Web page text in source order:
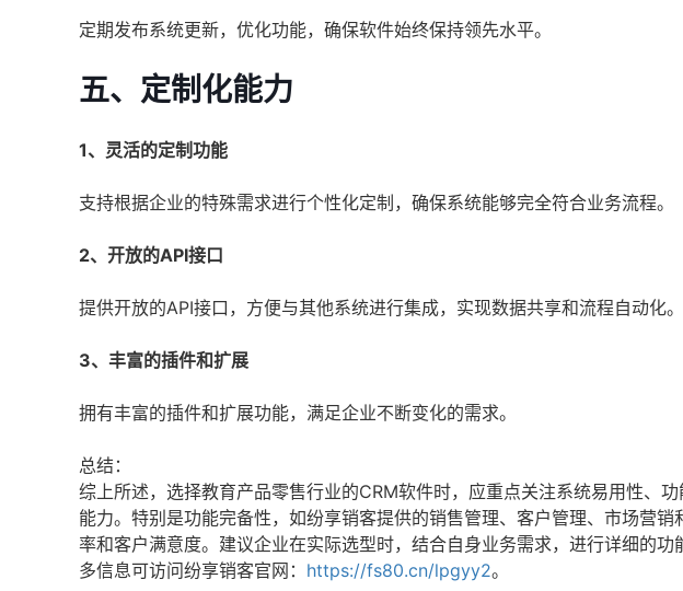
定期发布系统更新，优化功能，确保软件始终保持领先水平。
五、定制化能力
1、灵活的定制功能
支持根据企业的特殊需求进行个性化定制，确保系统能够完全符合业务流程。
2、开放的API接口
提供开放的API接口，方便与其他系统进行集成，实现数据共享和流程自动化。
3、丰富的插件和扩展
拥有丰富的插件和扩展功能，满足企业不断变化的需求。
总结：
综上所述，选择教育产品零售行业的CRM软件时，应重点关注系统易用性、
能力。特别是功能完备性，如纷享销客提供的销售管理、客户管理、市场营
率和客户满意度。建议企业在实际选型时，结合自身业务需求，进行详细的
多信息可访问纷享销客官网： https://fs80.cn/lpgyy2。